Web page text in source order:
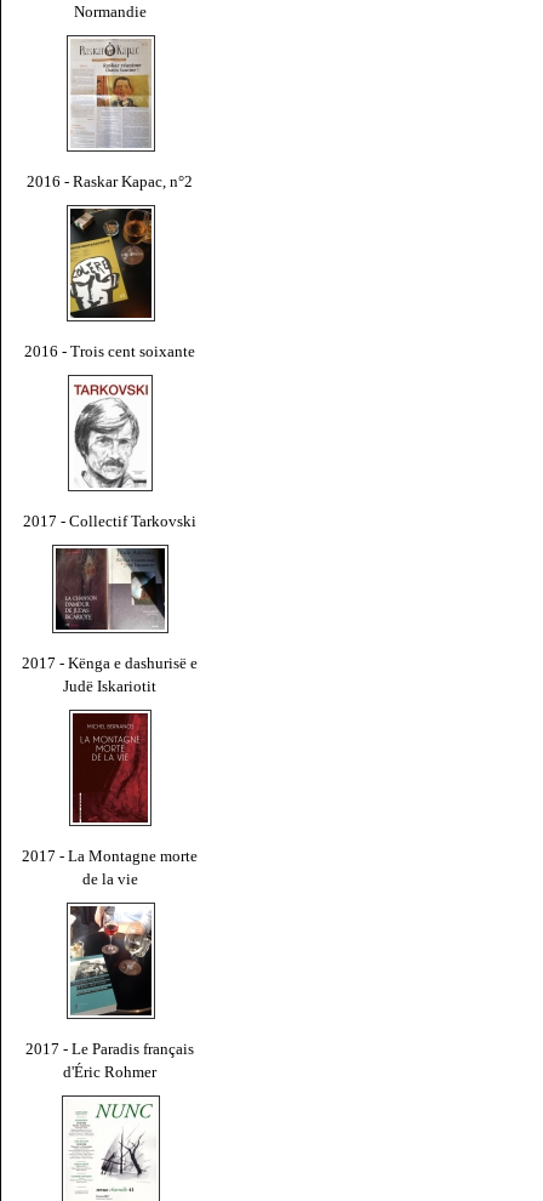
Normandie
2016 - Raskar Kapac, n°2
2016 - Trois cent soixante
2017 - Collectif Tarkovski
2017 - Kënga e dashurisë e
Judë Iskariotit
2017 - La Montagne morte
de la vie
2017 - Le Paradis français
d'Éric Rohmer